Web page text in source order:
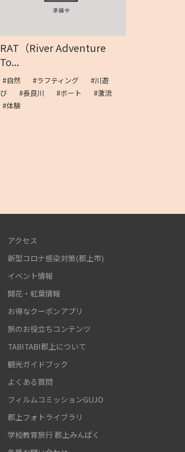
RAT（River Adventure
To...
#自然 #ラフティング
#川遊
び
#長良川 #ボート
#激流
#体験
アクセス
新型コロナ感染対策(郡上市)
イベント情報
開花・紅葉情報
お得なクーポンアプリ
旅のお役立ちコンテンツ
TABITABI郡上について
観光ガイドブック
よくある質問
フィルムコミッションGUJO
郡上フォトライブラリ
学校教育旅行郡上みんぱく